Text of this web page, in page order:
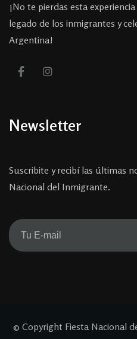
¡No te pierdas esta
legado de los inmigrantes y
Argentina!
Newsletter
Suscribite y recibí las últimas
Nacional del Inmigrante.
© Copyright Fiesta Nacional